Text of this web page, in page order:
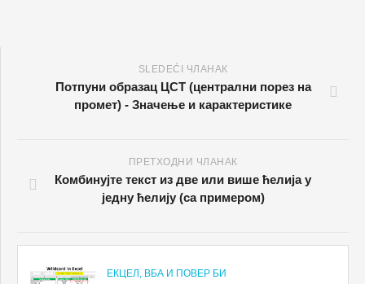
SLEDEĆI ЧЛАНАК
Потпуни образац ЦСТ (централни порез на
промет) - Значење и карактеристике
ПРЕТХОДНИ ЧЛАНАК
Комбинујте текст из две или више ћелија у
једну ћелију (са примером)
ЕКЦЕЛ, ВБА И ПОВЕР БИ